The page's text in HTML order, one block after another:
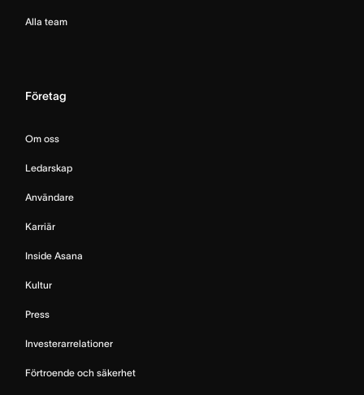
Alla team
Företag
Om oss
Ledarskap
Användare
Karriär
Inside Asana
Kultur
Press
Investerarrelationer
Förtroende och säkerhet